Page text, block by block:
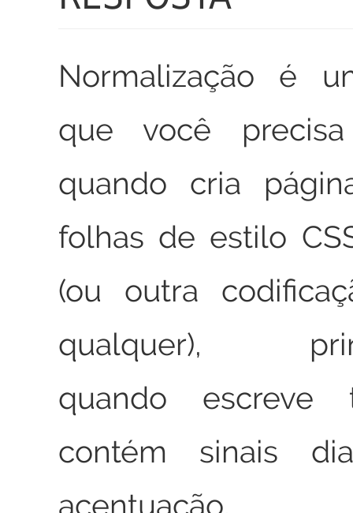
Normalização é
que você precisa
quando cria
folhas de estilo
(ou outra
qualquer),
quando escreve
contém sinais
acentuação.